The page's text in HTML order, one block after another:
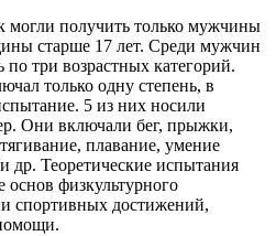
могли получить только мужчины
старше 17 лет. Среди мужчин
три возрастных категорий.
только одну степень, в
5 из них носили
Они включали бег, прыжки,
плавание, умение
и др. Теоретические испытания
основ физкультурного
спортивных достижений,